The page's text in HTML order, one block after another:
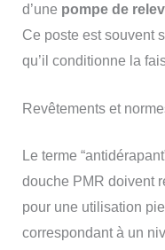
d’une pompe de
Ce poste est souvent
qu’il conditionne la
Revêtements et
Le terme
douche PMR doivent
pour une utilisation
correspondant à un